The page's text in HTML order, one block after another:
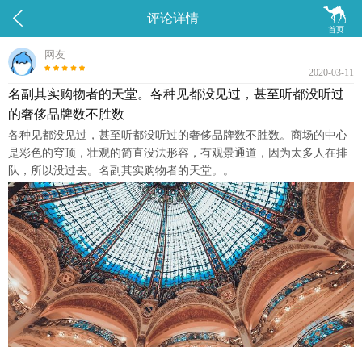
 
首页
评论详情
网友
2020-03-11
名副其实购物者的天堂。各种见都没见过，甚至听都没听过
的奢侈品牌数不胜数
各种见都没见过，甚至听都没听过的奢侈品牌数不胜数。商场的中心
是彩色的穹顶，壮观的简直没法形容，有观景通道，因为太多人在排
队，所以没过去。名副其实购物者的天堂。。